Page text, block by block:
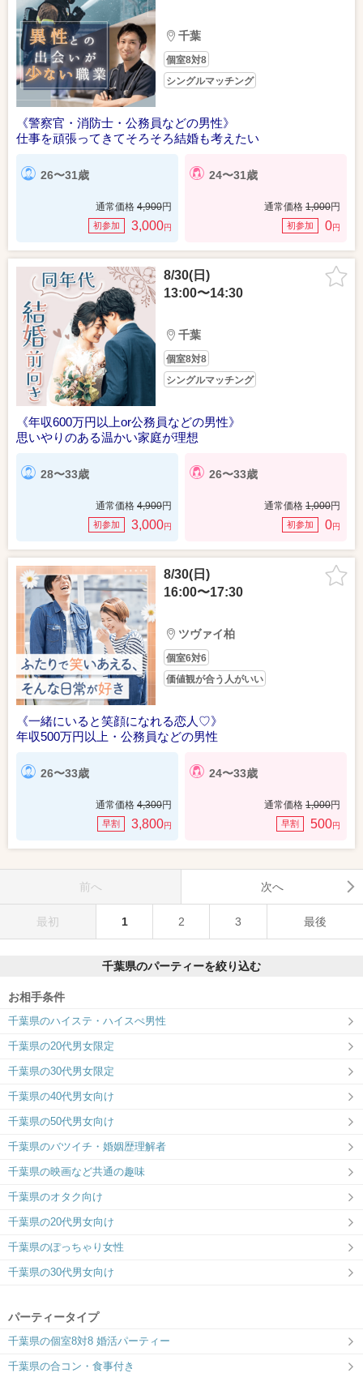
千葉
個室8対8
シングルマッチング
《警察官・消防士・公務員などの男性》
仕事を頑張ってきてそろそろ結婚も考えたい
26〜31歳
通常価格 4,900円
初参加 3,000円
24〜31歳
通常価格 1,000円
初参加 0円
8/30(日)
13:00〜14:30
千葉
個室8対8
シングルマッチング
《年収600万円以上or公務員などの男性》
思いやりのある温かい家庭が理想
28〜33歳
通常価格 4,900円
初参加 3,000円
26〜33歳
通常価格 1,000円
初参加 0円
8/30(日)
16:00〜17:30
ツヴァイ柏
個室6対6
価値観が合う人がいい
《一緒にいると笑顔になれる恋人♡》
年収500万円以上・公務員などの男性
26〜33歳
通常価格 4,300円
早割 3,800円
24〜33歳
通常価格 1,000円
早割 500円
前へ 次へ
最初 1 2 3 最後
千葉県のパーティーを絞り込む
お相手条件
千葉県のハイステ・ハイスぺ男性
千葉県の20代男女限定
千葉県の30代男女限定
千葉県の40代男女向け
千葉県の50代男女向け
千葉県のバツイチ・婚姻歴理解者
千葉県の映画など共通の趣味
千葉県のオタク向け
千葉県の20代男女向け
千葉県のぽっちゃり女性
千葉県の30代男女向け
パーティータイプ
千葉県の個室8対8 婚活パーティー
千葉県の合コン・食事付き